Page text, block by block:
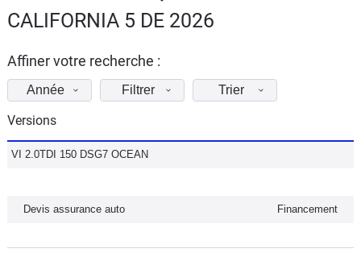
d'achat
Electriques
Utilitaires
Auto
Services
CALIFORNIA 5 DE 2026
Affiner votre recherche :
Année Filtrer Trier
Versions
VI 2.0TDI 150 DSG7 OCEAN
Devis assurance auto Financement